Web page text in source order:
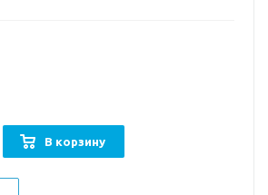
В корзину